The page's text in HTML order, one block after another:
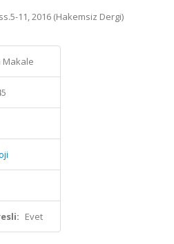
11, 2016 (Hakemsiz Dergi)
Makale
Evet